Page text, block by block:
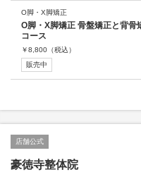
O脚・X脚矯正
O脚・X脚矯正 骨盤矯正と背骨
コース
￥8,800 （税込）
販売中
店舗公式
豪徳寺整体院